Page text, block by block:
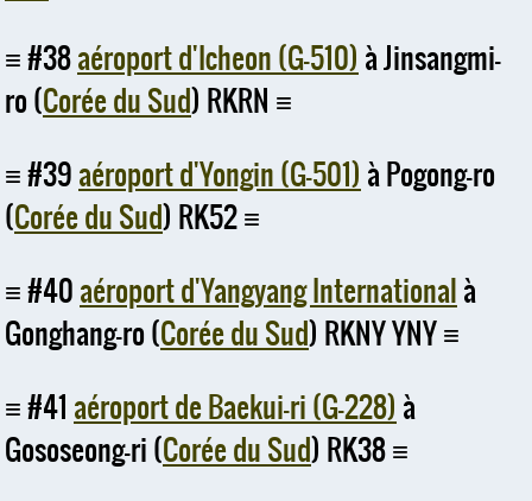
#38aéroport d'Icheon (G-510) à Jinsangmi-
ro (Corée du Sud) RKRN
#39aéroport d'Yongin (G-501) à Pogong-ro
(Corée du Sud) RK52
#40aéroport d'Yangyang Internationalà
Gonghang-ro (Corée du Sud) RKNY YNY
#41 aéroport de Baekui-ri (G-228) à
Gososeong-ri (Corée du Sud) RK38